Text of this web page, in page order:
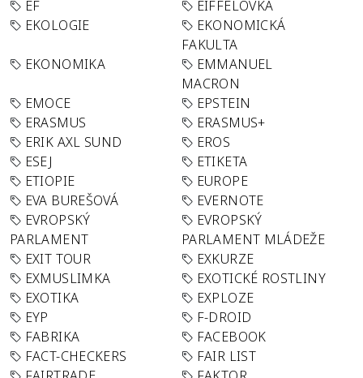
EF
EIFFELOVKA
EKOLOGIE
EKONOMICKÁ
FAKULTA
EKONOMIKA
EMMANUEL
MACRON
EMOCE
EPSTEIN
ERASMUS
ERASMUS+
ERIK AXL SUND
EROS
ESEJ
ETIKETA
ETIOPIE
EUROPE
EVA BUREŠOVÁ
EVERNOTE
EVROPSKÝ
PARLAMENT
EVROPSKÝ
PARLAMENT MLÁDEŽE
EXIT TOUR
EXKURZE
EXMUSLIMKA
EXOTICKÉ ROSTLINY
EXOTIKA
EXPLOZE
EYP
F-DROID
FABRIKA
FACEBOOK
FACT-CHECKERS
FAIR LIST